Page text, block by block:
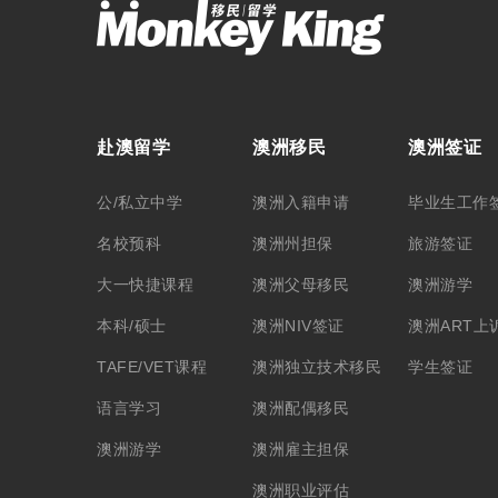
赴澳留学
公/私立中学
名校预科
大一快捷课程
本科/硕士
TAFE/VET课程
语言学习
澳洲游学
澳洲移民
澳洲入籍申请
澳洲州担保
澳洲父母移民
澳洲NIV签证
澳洲独立技术移民
澳洲配偶移民
澳洲雇主担保
澳洲职业评估
澳洲签证
毕业生工作
旅游签证
澳洲游学
澳洲ART上
学生签证